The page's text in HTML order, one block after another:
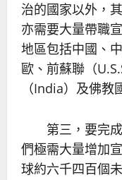
治的國家以外，
亦需要大量帶職
地區包括中國、
歐、前蘇聯（
（India）及佛教
第三，要完成
們極需大量增加
球約六千四百個